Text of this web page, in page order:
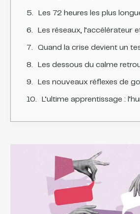
Les 72 heures les plus
Les réseaux, l’accélérateur
Quand la crise devient un test de
Les dessous du calme
Les nouveaux réflexes de
L’ultime apprentissage :